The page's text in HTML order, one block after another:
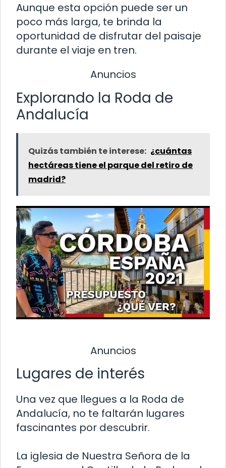
Aunque esta opción puede ser un
poco más larga, te brinda la
oportunidad de disfrutar del paisaje
durante el viaje en tren.
Anuncios
Explorando la Roda de
Andalucía
Quizás también te interese: ¿cuántas
hectáreas tiene el parque del retiro de
madrid?
Anuncios
Lugares de interés
Una vez que llegues a la Roda de
Andalucía, no te faltarán lugares
fascinantes por descubrir.
La iglesia de Nuestra Señora de la